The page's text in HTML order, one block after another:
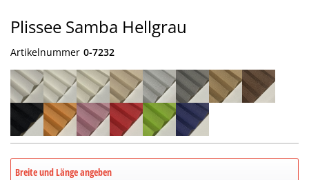
Plissee Samba Hellgrau
Artikelnummer 0-7232
Breite und Länge angeben